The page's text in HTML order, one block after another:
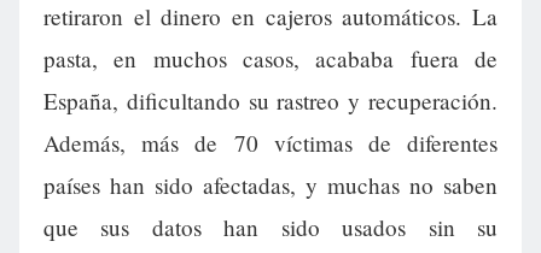
retiraron el dinero en cajeros automáticos. La
pasta, en muchos casos, acababa fuera de
España, dificultando su rastreo y recuperación.
Además, más de 70 víctimas de diferentes
países han sido afectadas, y muchas no saben
que sus datos han sido usados sin su